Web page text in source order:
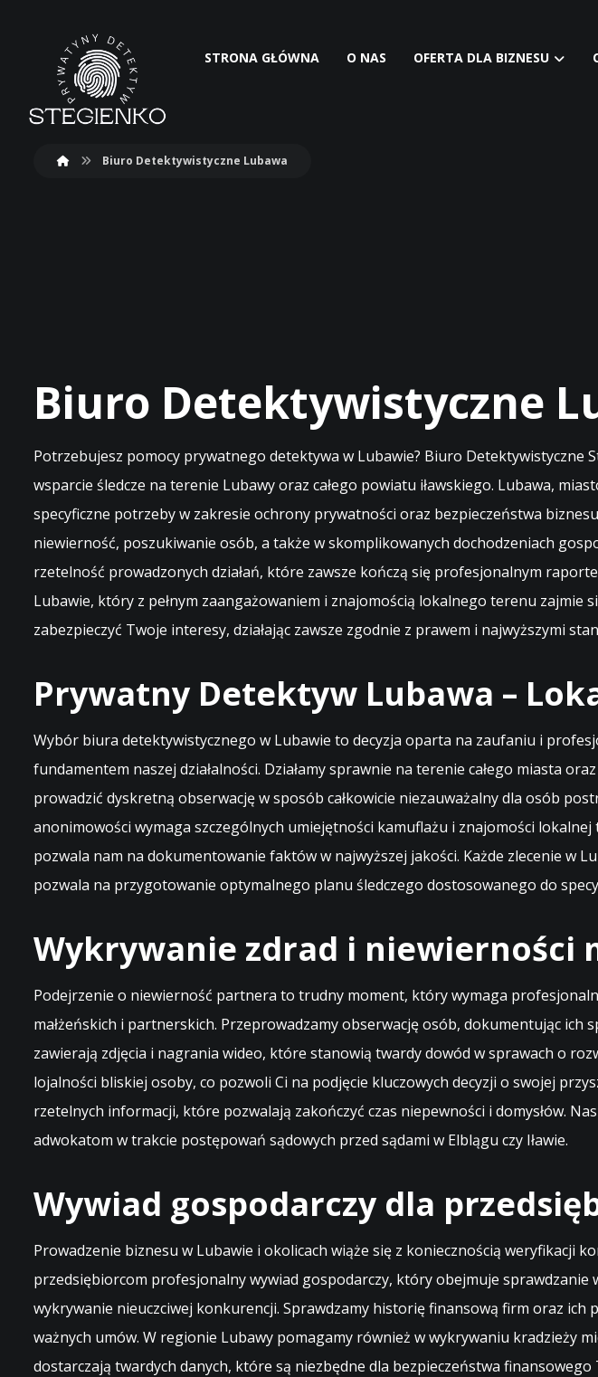
STRONA GŁÓWNA O NAS OFERTA DLA BIZNESU
Biuro Detektywistyczne Lubawa
Biuro Detektywistyczne
Potrzebujesz pomocy prywatnego detektywa w Lubawie? Biuro
wsparcie śledcze na terenie Lubawy oraz całego powiatu iławskiego. Lubawa,
specyficzne potrzeby w zakresie ochrony prywatności oraz bezpieczeństwa
niewierność, poszukiwanie osób, a także w skomplikowanych dochodzeniach
rzetelność prowadzonych działań, które zawsze kończą się profesjonalnym
Lubawie, który z pełnym zaangażowaniem i znajomością lokalnego terenu zajmie
zabezpieczyć Twoje interesy, działając zawsze zgodnie z prawem i najwyższymi
Prywatny Detektyw Lubawa –
Wybór biura detektywistycznego w Lubawie to decyzja oparta na zaufaniu i
fundamentem naszej działalności. Działamy sprawnie na terenie całego miasta
prowadzić dyskretną obserwację w sposób całkowicie niezauważalny dla osób
anonimowości wymaga szczególnych umiejętności kamuflażu i znajomości
pozwala nam na dokumentowanie faktów w najwyższej jakości. Każde zlecenie w
pozwala na przygotowanie optymalnego planu śledczego dostosowanego do
Wykrywanie zdrad i niewierności
Podejrzenie o niewierność partnera to trudny moment, który wymaga
małżeńskich i partnerskich. Przeprowadzamy obserwację osób, dokumentując
zawierają zdjęcia i nagrania wideo, które stanowią twardy dowód w sprawach o
lojalności bliskiej osoby, co pozwoli Ci na podjęcie kluczowych decyzji o swojej
rzetelnych informacji, które pozwalają zakończyć czas niepewności i domysłów.
adwokatom w trakcie postępowań sądowych przed sądami w Elblągu czy Iławie.
Wywiad gospodarczy dla
Prowadzenie biznesu w Lubawie i okolicach wiąże się z koniecznością
przedsiębiorcom profesjonalny wywiad gospodarczy, który obejmuje
wykrywanie nieuczciwej konkurencji. Sprawdzamy historię finansową firm oraz
ważnych umów. W regionie Lubawy pomagamy również w wykrywaniu kradzieży
dostarczają twardych danych, które są niezbędne dla bezpieczeństwa